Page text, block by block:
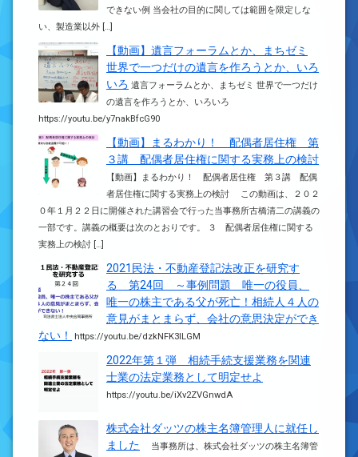
できない例 当会社の目的に関しては範囲を限定しな
い、製造業以外 […]
【動画】遺言フォーラムとか、まちゼミ
世界で一つだけの遺言を作ろうとか、いろ
いろ 遺言フォーラムとか、まちゼミ 世界で一つだけ
の遺言を作ろうとか、いろいろ
https://youtu.be/y7nakBfcG90
【動画】まるわかり！ 配偶者居住権 第
３講 配偶者居住権に関する実務上の検討
【動画】まるわかり！ 配偶者居住権 第３講 配偶
者居住権に関する実務上の検討 この動画は、２０２
０年１月２２日に開催された講習会で行った当事務所古橋清二の講義の
一部です。講義の概要は次のとおりです。 ３ 配偶者居住権に関する
実務上の検討 […]
2021民法・不動産登記法改正を研究す
る 第24回 ～事例問題 唯一の役員、
唯一の株主である父が死亡！相続人４人の
意見がまとまらず、会社の意思決定ができ
ない！
https://youtu.be/dzkNFK3ILGM
2022年第１弾 相続手続支援業務を関連
士業の法定業務として明定せよ
https://youtu.be/iXv2ZVGnwdA
株式会社ダッツの株主名簿管理人に就任し
ました
当事務所は、株式会社ダッツの株主名簿管